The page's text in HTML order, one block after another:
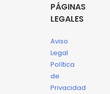
PÁGINAS
LEGALES
Aviso
Legal
Política
de
Privacidad